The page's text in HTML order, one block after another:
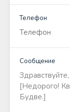
Телефон
Сообщение